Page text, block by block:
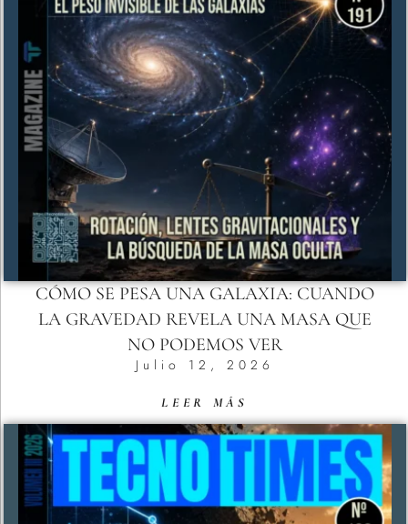
CÓMO SE PESA UNA GALAXIA: CUANDO
LA GRAVEDAD REVELA UNA MASA QUE
NO PODEMOS VER
Julio 12, 2026
LEER MÁS